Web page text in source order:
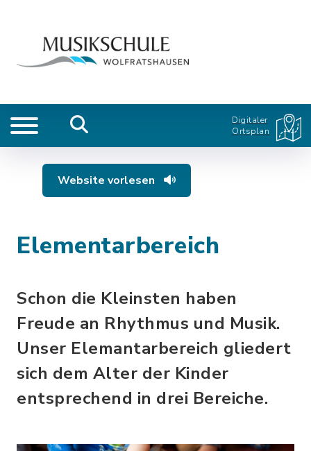
Digitaler
Ortsplan
Website vorlesen
Elementarbereich
Schon die Kleinsten haben
Freude an Rhythmus und Musik.
Unser Elemantarbereich gliedert
sich dem Alter der Kinder
entsprechend in drei Bereiche.